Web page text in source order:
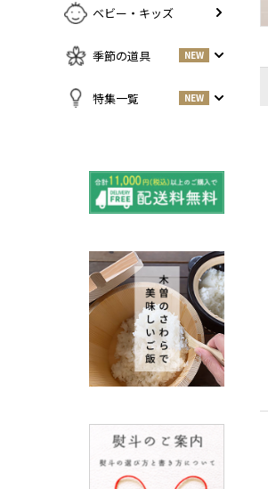
ポット・鉄瓶
コーヒー NEW
NEW
すべての商品をみる
名刺入れ・カードケース
ベビー・キッズ
季節の道具 NEW
すべての商品をみる
秋
特集一覧 NEW
よくある質問〈ほうき
全般〉
NEW
方
棕櫚箒と江戸箒の違い NEW
江戸箒の特徴 NEW
棕櫚箒の特徴 NEW
箒で見直す暮らしの基
準
NEW
ノスタルジックな肥前びーど
SUSgalleryと過ごす至福の時